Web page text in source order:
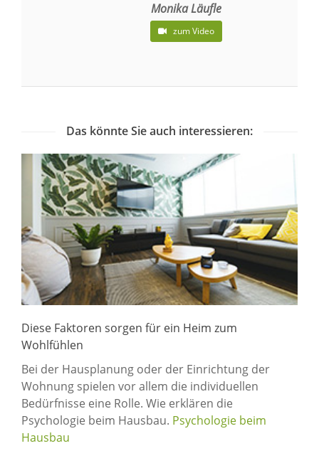
Monika Läufle
zum Video
Das könnte Sie auch interessieren:
Diese Faktoren sorgen für ein Heim zum
Wohlfühlen
Bei der Hausplanung oder der Einrichtung der
Wohnung spielen vor allem die individuellen
Bedürfnisse eine Rolle. Wie erklären die
Psychologie beim Hausbau. Psychologie beim
Hausbau